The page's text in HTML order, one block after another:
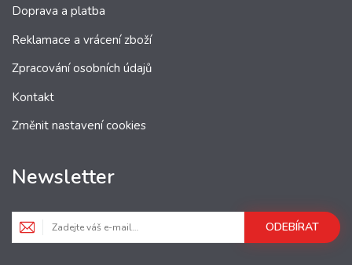
Doprava a platba
Reklamace a vrácení zboží
Zpracování osobních údajů
Kontakt
Změnit nastavení cookies
Newsletter
ODEBÍRAT